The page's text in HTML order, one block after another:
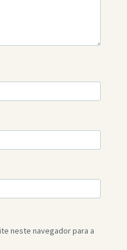
neste navegador para a